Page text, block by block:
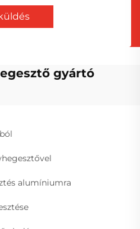
gyártó
alumíniumra